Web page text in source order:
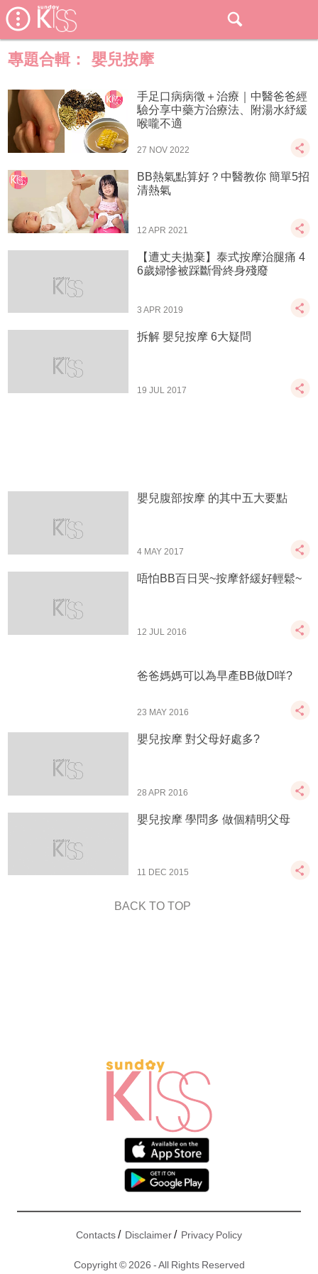
專題合輯： 嬰兒按摩
手足口病病徵＋治療｜中醫爸爸經
驗分享中藥方治療法、附湯水紓緩
喉嚨不適
27 NOV 2022
BB熱氣點算好？中醫教你 簡單5招
清熱氣
12 APR 2021
【遭丈夫拋棄】泰式按摩治腿痛 4
6歲婦慘被踩斷骨終身殘廢
3 APR 2019
拆解 嬰兒按摩 6大疑問
19 JUL 2017
嬰兒腹部按摩 的其中五大要點
4 MAY 2017
唔怕BB百日哭~按摩舒緩好輕鬆~
12 JUL 2016
爸爸媽媽可以為早產BB做D咩?
23 MAY 2016
嬰兒按摩 對父母好處多?
28 APR 2016
嬰兒按摩 學問多 做個精明父母
11 DEC 2015
BACK TO TOP
Contacts/ Disclaimer/ Privacy Policy
Copyright © 2026 - All Rights Reserved